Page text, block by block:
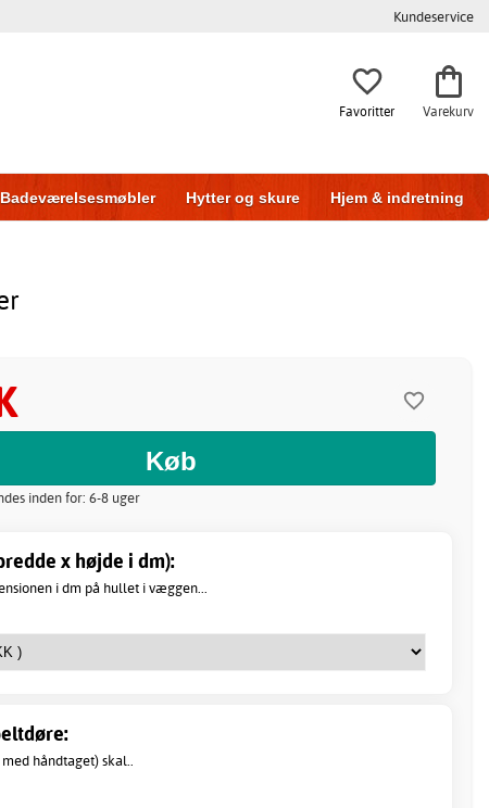
Kundeservice
Favoritter Varekurv
Badeværelsesmøbler Hytter og skure Hjem & indretning
inden for: 6-8 uger
x højde i dm):
i dm på hullet i væggen...
håndtaget) skal..